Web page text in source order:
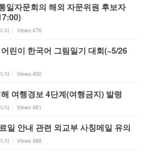
일자문회의 해외 자문위원 후보자
자 Views476
린이 한국어 그림일기 대회(~5/26
자 Views450
여행경보 4단계(여행금지) 발령
자 Views461
일 안내 관련 외교부 사칭메일 유의
자 Views488